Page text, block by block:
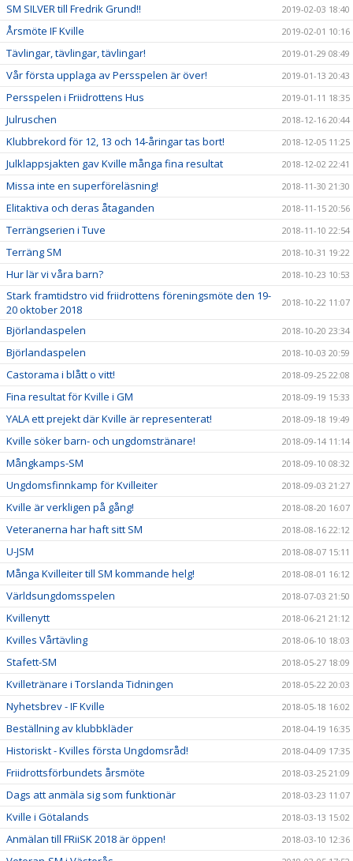
SM SILVER till Fredrik Grund!! 2019-02-03 18:40
Årsmöte IF Kville 2019-02-01 10:16
Tävlingar, tävlingar, tävlingar! 2019-01-29 08:49
Vår första upplaga av Persspelen är över! 2019-01-13 20:43
Persspelen i Friidrottens Hus 2019-01-11 18:35
Julruschen 2018-12-16 20:44
Klubbrekord för 12, 13 och 14-åringar tas bort! 2018-12-05 11:25
Julklappsjakten gav Kville många fina resultat 2018-12-02 22:41
Missa inte en superföreläsning! 2018-11-30 21:30
Elitaktiva och deras åtaganden 2018-11-15 20:56
Terrängserien i Tuve 2018-11-10 22:54
Terräng SM 2018-10-31 19:22
Hur lär vi våra barn? 2018-10-23 10:53
Stark framtidstro vid friidrottens föreningsmöte den 19-
20 oktober 2018
2018-10-22 11:07
Björlandaspelen 2018-10-20 23:34
Björlandaspelen 2018-10-03 20:59
Castorama i blått o vitt! 2018-09-25 22:08
Fina resultat för Kville i GM 2018-09-19 15:33
YALA ett prejekt där Kville är representerat! 2018-09-18 19:49
Kville söker barn- och ungdomstränare! 2018-09-14 11:14
Mångkamps-SM 2018-09-10 08:32
Ungdomsfinnkamp för Kvilleiter 2018-09-03 21:27
Kville är verkligen på gång! 2018-08-20 16:07
Veteranerna har haft sitt SM 2018-08-16 22:12
U-JSM 2018-08-07 15:11
Många Kvilleiter till SM kommande helg! 2018-08-01 16:12
Världsungdomsspelen 2018-07-03 21:50
Kvillenytt 2018-06-21 21:12
Kvilles Vårtävling 2018-06-10 18:03
Stafett-SM 2018-05-27 18:09
Kvilletränare i Torslanda Tidningen 2018-05-22 20:03
Nyhetsbrev - IF Kville 2018-05-18 16:02
Beställning av klubbkläder 2018-04-19 16:35
Historiskt - Kvilles första Ungdomsråd! 2018-04-09 17:35
Friidrottsförbundets årsmöte 2018-03-25 21:09
Dags att anmäla sig som funktionär 2018-03-23 11:07
Kville i Götalands 2018-03-13 15:02
Anmälan till FRiiSK 2018 är öppen! 2018-03-10 12:36